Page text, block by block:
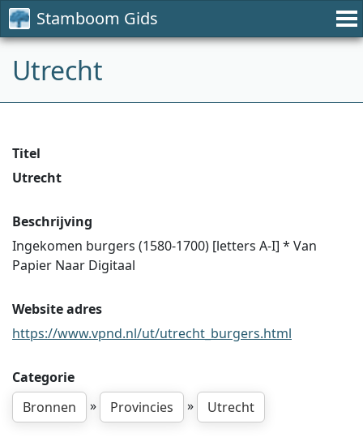
Stamboom Gids
Utrecht
Titel
Utrecht
Beschrijving
Ingekomen burgers (1580-1700) [letters A-I] * Van
Papier Naar Digitaal
Website adres
https://www.vpnd.nl/ut/utrecht_burgers.html
Categorie
Bronnen
» Provincies » Utrecht